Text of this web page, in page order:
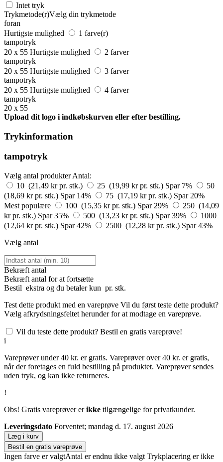
Intet tryk
Trykmetode(r)Vælg din trykmetode
foran
Hurtigste mulighed
1 farve(r)
tampotryk
20 x 55 Hurtigste mulighed
2 farver
tampotryk
20 x 55 Hurtigste mulighed
3 farver
tampotryk
20 x 55 Hurtigste mulighed
4 farver
tampotryk
20 x 55
Upload dit logo i indkøbskurven eller efter bestilling.
Trykinformation
tampotryk
Vælg antal produkter Antal:
10 (21,49 kr pr. stk.)
25 (19,99 kr pr. stk.) Spar 7%
50
(18,69 kr pr. stk.) Spar 14% 75 (17,19 kr pr. stk.) Spar 20%
Mest populære
100 (15,35 kr pr. stk.) Spar 29%
250 (14,09
kr pr. stk.) Spar 35% 500 (13,23 kr pr. stk.) Spar 39%
1000
(12,64 kr pr. stk.) Spar 42% 2500 (12,28 kr pr. stk.) Spar 43%
Vælg antal
Bekræft antal
Bekræft antal for at fortsætte
Bestil ekstra og du betaler kun pr. stk.
Test dette produkt med en vareprøve Vil du først teste dette produkt?
Vælg afkrydsningsfeltet herunder for at modtage en vareprøve.
Vil du teste dette produkt? Bestil en gratis vareprøve!
i
Vareprøver under 40 kr. er gratis. Vareprøver over 40 kr. er gratis,
når der foretages en fuld bestilling på produktet. Vareprøver sendes
uden tryk, og kan ikke returneres.
!
Obs! Gratis vareprøver erikke tilgængelige for privatkunder.
Leveringsdato Forventet; mandag d. 17. august 2026
Læg i kurv
Bestil en gratis vareprøve
Ingen farve er valgtAntal er endnu ikke valgt Trykplacering er ikke